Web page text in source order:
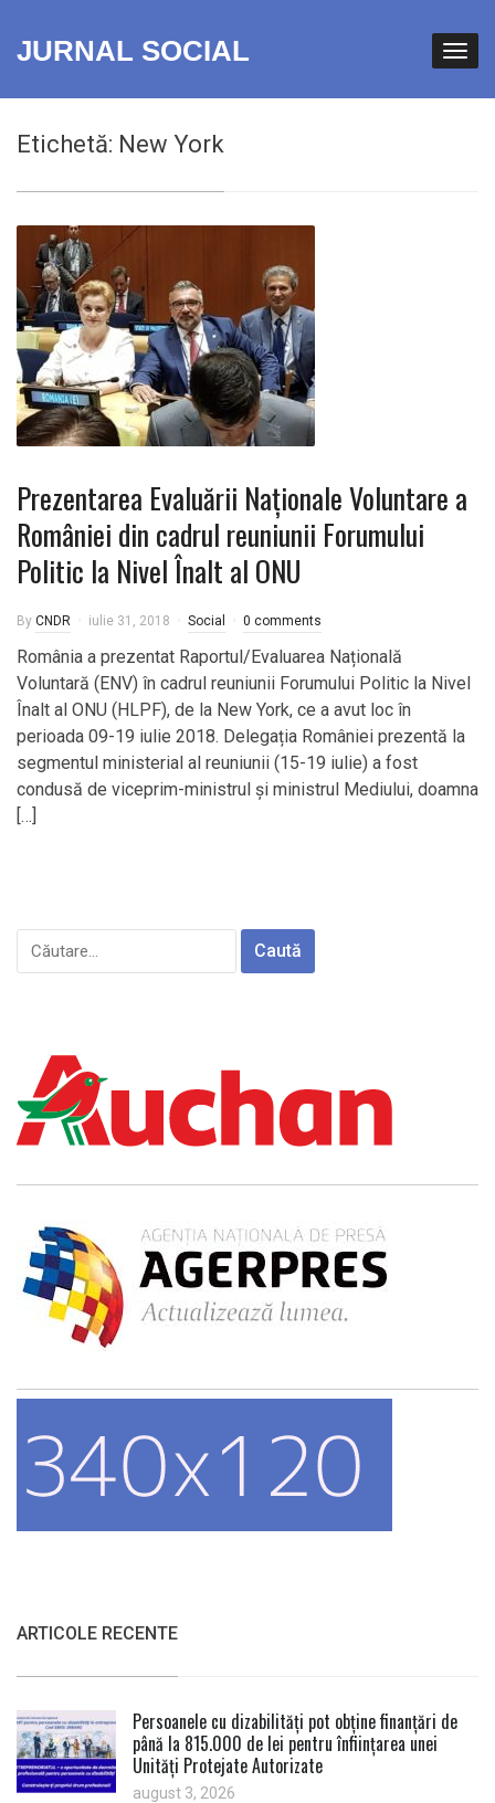
JURNAL SOCIAL
Etichetă: New York
Prezentarea Evaluării Naționale Voluntare a
României din cadrul reuniunii Forumului
Politic la Nivel Înalt al ONU
By CNDR iulie 31, 2018 Social 0 comments
România a prezentat Raportul/Evaluarea Națională
Voluntară (ENV) în cadrul reuniunii Forumului Politic la Nivel
Înalt al ONU (HLPF), de la New York, ce a avut loc în
perioada 09-19 iulie 2018. Delegația României prezentă la
segmentul ministerial al reuniunii (15-19 iulie) a fost
condusă de viceprim-ministrul și ministrul Mediului, doamna
[…]
Caută
după:
ARTICOLE RECENTE
Persoanele cu dizabilități pot obține finanțări de
până la 815.000 de lei pentru înființarea unei
Unități Protejate Autorizate
august 3, 2026